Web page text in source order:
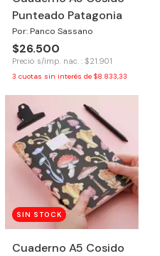
Punteado Patagonia
Por: Panco Sassano
$26.500
Precio s/imp. nac. : $21.901
3 cuotas sin interés de $8.833,33
SIN STOCK
Cuaderno A5 Cosido